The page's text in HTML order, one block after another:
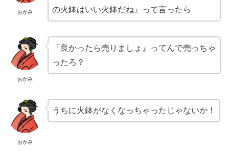
おかみ
の火鉢はいい火鉢だね』って言ったら
おかみ
『良かったら売りましょ』ってんで売っちゃ
ったろ？
おかみ
うちに火鉢がなくなっちゃったじゃないか！